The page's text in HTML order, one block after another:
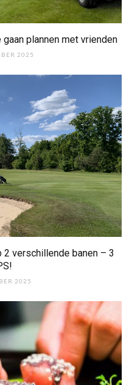
plannen met vrienden
2025
2 verschillende banen – 3
2025